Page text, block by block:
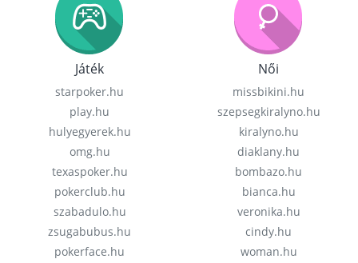
Játék
starpoker.hu
play.hu
hulyegyerek.hu
omg.hu
texaspoker.hu
pokerclub.hu
szabadulo.hu
zsugabubus.hu
pokerface.hu
Női
missbikini.hu
szepsegkiralyno.hu
kiralyno.hu
diaklany.hu
bombazo.hu
bianca.hu
veronika.hu
cindy.hu
woman.hu